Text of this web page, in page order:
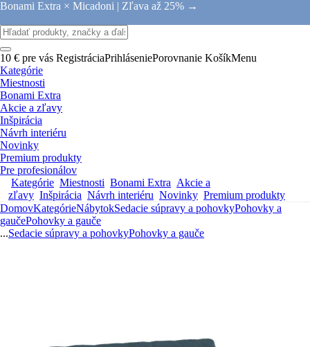
Bonami Extra × Micadoni | Zľava až 25% →
10 € pre vás RegistráciaPrihláseniePorovnanie KošíkMenu
Kategórie
Miestnosti
Bonami Extra
Akcie a zľavy
Inšpirácia
Návrh interiéru
Novinky
Premium produkty
Pre profesionálov
Kategórie Miestnosti Bonami Extra Akcie a
zľavy Inšpirácia Návrh interiéru Novinky Premium produkty
DomovKategórieNábytokSedacie súpravy a pohovkyPohovky a
gaučePohovky a gauče
...Sedacie súpravy a pohovkyPohovky a gauče